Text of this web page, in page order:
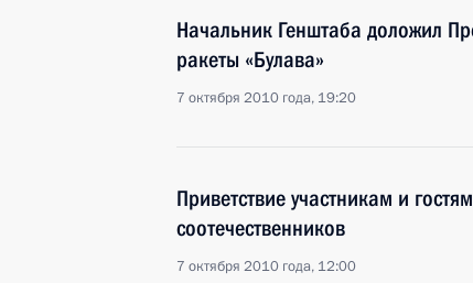
Начальник Генштаба доложил
ракеты «Булава»
7 октября 2010 года, 19:20
Приветствие участникам и
соотечественников
7 октября 2010 года, 12:00